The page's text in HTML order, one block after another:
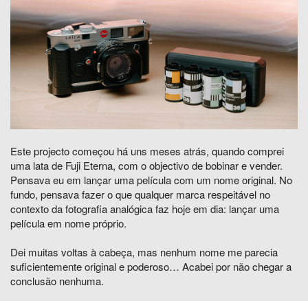
Este projecto começou há uns meses atrás, quando comprei
uma lata de Fuji Eterna, com o objectivo de bobinar e vender.
Pensava eu em lançar uma película com um nome original. No
fundo, pensava fazer o que qualquer marca respeitável no
contexto da fotografia analógica faz hoje em dia: lançar uma
película em nome próprio.
Dei muitas voltas à cabeça, mas nenhum nome me parecia
suficientemente original e poderoso… Acabei por não chegar a
conclusão nenhuma.